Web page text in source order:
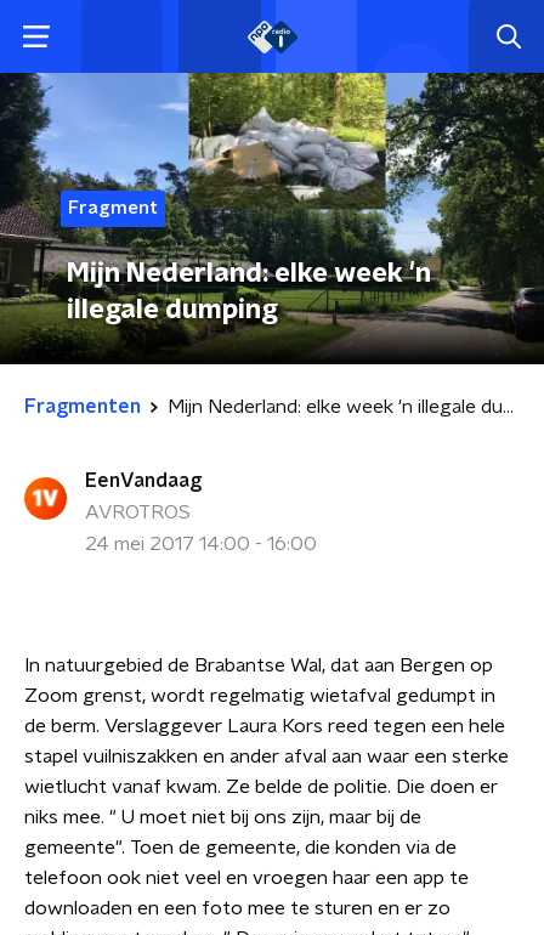
Fragment
Mijn Nederland: elke week 'n
illegale dumping
Fragmenten Mijn Nederland: elke week 'n illegale dumping
EenVandaag
AVROTROS
24 mei 2017 14:00 - 16:00
In natuurgebied de Brabantse Wal, dat aan Bergen op
Zoom grenst, wordt regelmatig wietafval gedumpt in
de berm. Verslaggever Laura Kors reed tegen een hele
stapel vuilniszakken en ander afval aan waar een sterke
wietlucht vanaf kwam. Ze belde de politie. Die doen er
niks mee. " U moet niet bij ons zijn, maar bij de
gemeente". Toen de gemeente, die konden via de
telefoon ook niet veel en vroegen haar een app te
downloaden en een foto mee te sturen en er zo